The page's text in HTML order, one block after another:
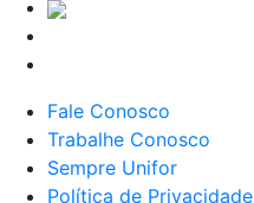
Fale Conosco
Trabalhe Conosco
Sempre Unifor
Política de Privacidade